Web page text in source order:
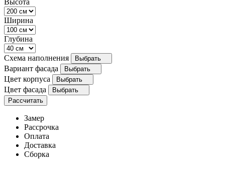
Ширина
Глубина
Схема наполнения Выбрать
Вариант фасада Выбрать
Цвет корпуса Выбрать
Цвет фасада
Выбрать
Рассчитать
Замер
Рассрочка
Оплата
Доставка
Сборка